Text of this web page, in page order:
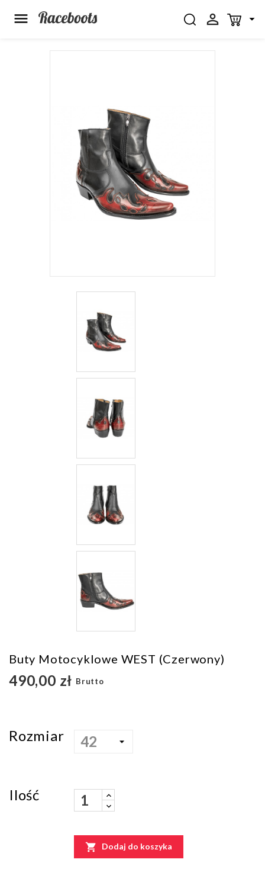
 

Buty Motocyklowe WEST (czerwony)
490,00 zł Brutto
Rozmiar
Ilość
 Dodaj do koszyka